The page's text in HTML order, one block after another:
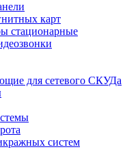
карт
стационарные
для сетевого СКУДа
систем